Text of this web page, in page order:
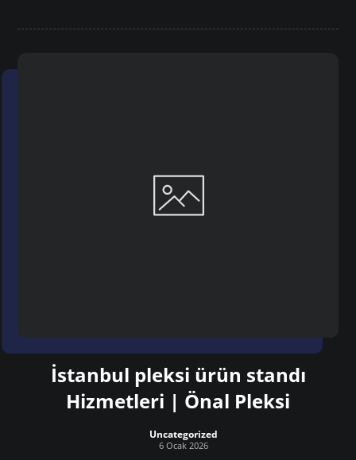
İstanbul pleksi ürün standı
Hizmetleri | Önal Pleksi
Uncategorized
6 Ocak 2026